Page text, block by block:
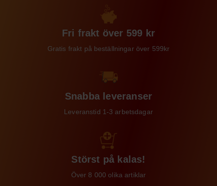
Fri frakt över 599 kr
Gratis frakt på beställningar över 599kr
Snabba leveranser
Leveranstid 1-3 arbetsdagar
Störst på kalas!
Över 8 000 olika artiklar